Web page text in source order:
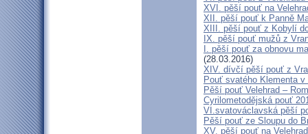
XVI. pěší pouť na
XII. pěší pouť k Panně
XIII. pěší pouť z Kobylí
IX. pěší pouť mužů z
I. pěší pouť za obnovu
(28.03.2016)
XIV. dívčí pěší pouť z
Pouť svatého Klementa
Pěší pouť Velehrad –
Cyrilometodějská pouť
VI.svatováclavská pěší
Pěší pouť ze Sloupu do
XV. pěší pouť na